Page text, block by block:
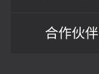
合作伙伴